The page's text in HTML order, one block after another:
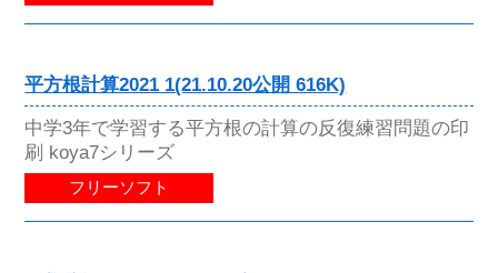
平方根計算2021 1(21.10.20公開 616K)
中学3年で学習する平方根の計算の反復練習問題の印
刷 koya7シリーズ
フリーソフト